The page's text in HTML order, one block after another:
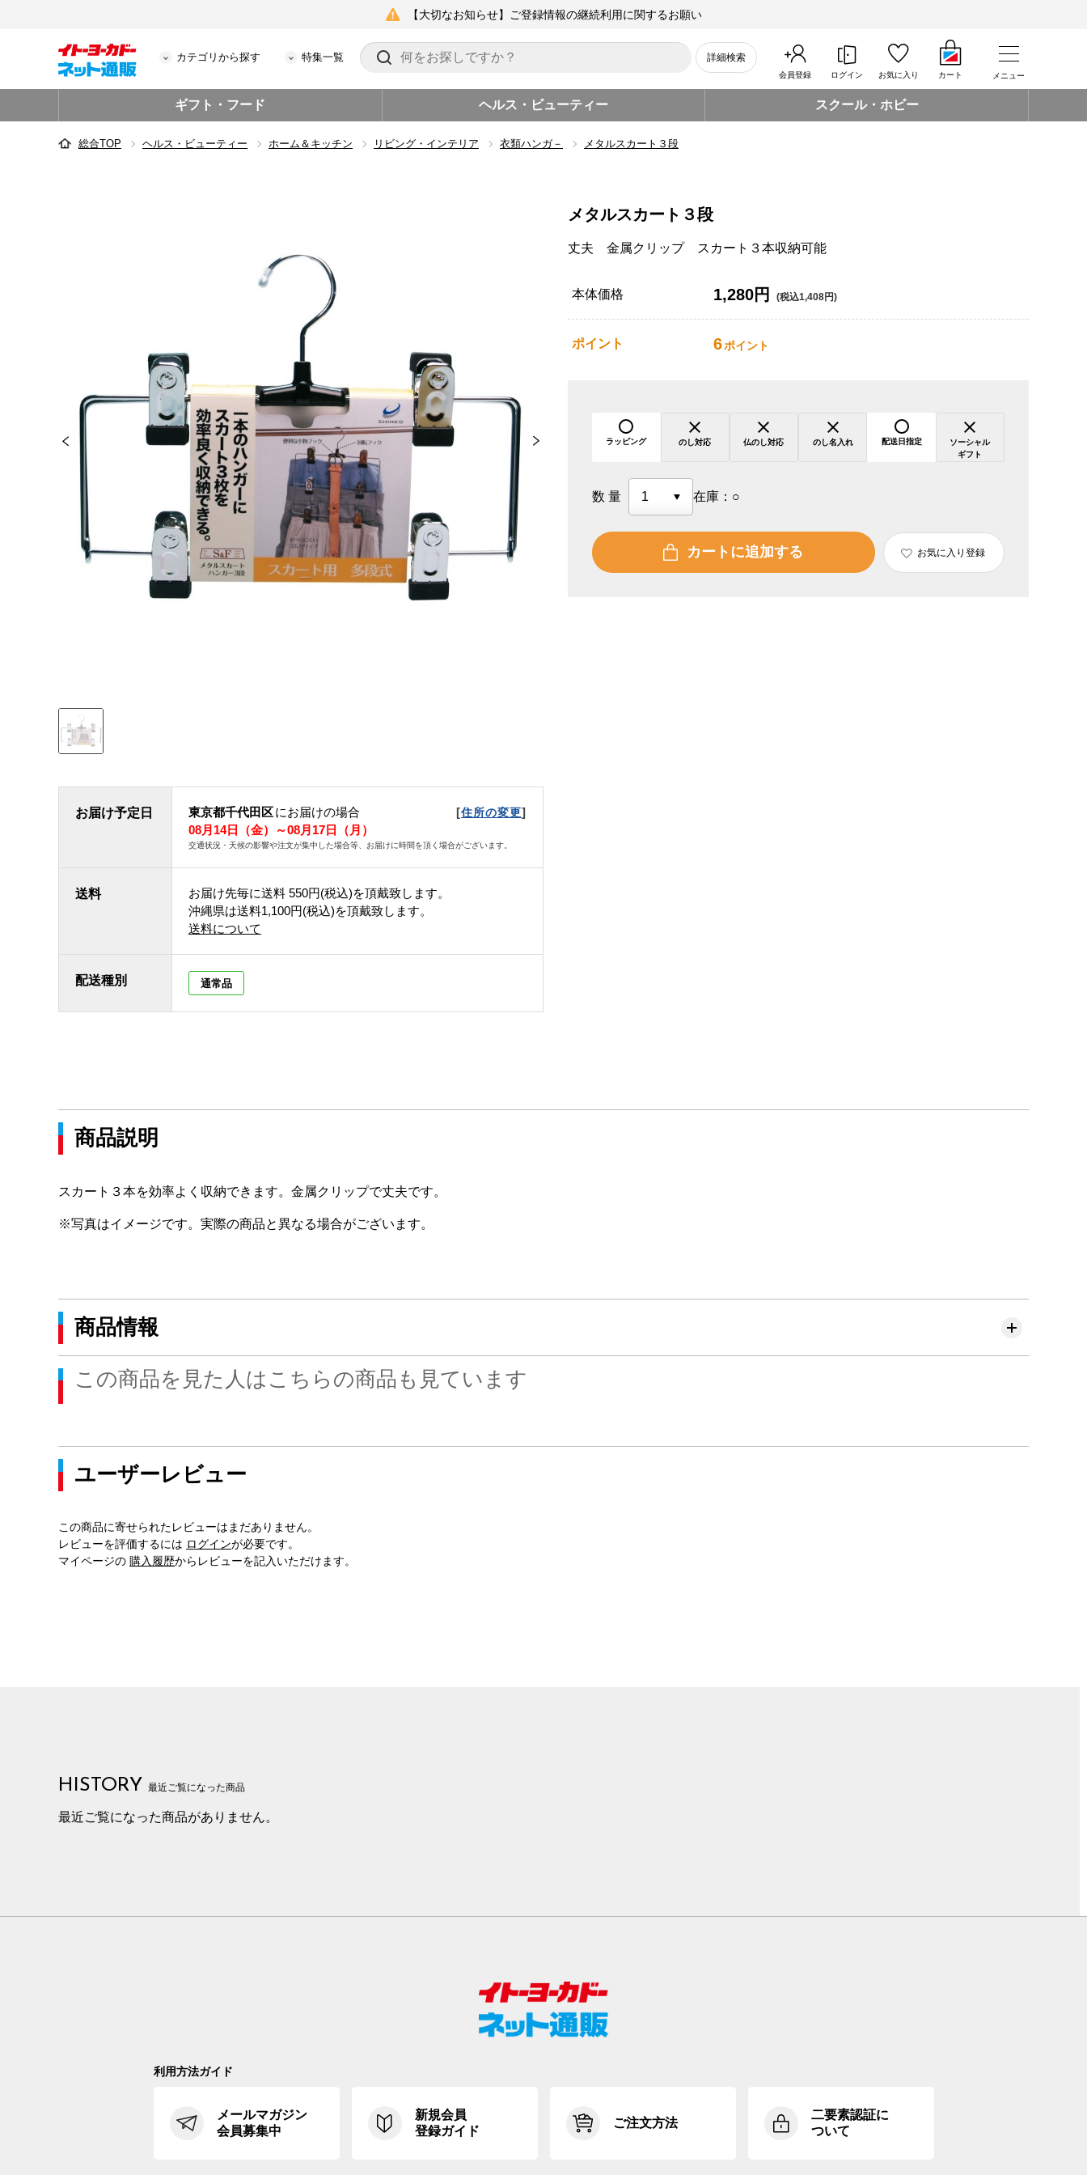
【大切なお知らせ】ご登録情報の継続利用に関するお願い
カテゴリから探す 特集一覧 詳細検索
会員登録 ログイン お気に入り カート メニュー
ギフト・フード ヘルス・ビューティー スクール・ホビー
総合TOP ヘルス・ビューティー ホーム＆キッチン リビング・インテリア 衣類ハンガ－ メタルスカート３段
お届け予定日 東京都千代田区にお届けの場合 [住所の変更]
08月14日（金）～08月17日（月）
交通状況・天候の影響や注文が集中した場合等、お届けに時間を頂く場合がございます。
送料 お届け先毎に送料 550円(税込)を頂戴致します。
沖縄県は送料1,100円(税込)を頂戴致します。
送料について
配送種別 通常品
メタルスカート３段
丈夫 金属クリップ スカート３本収納可能
本体価格 1,280円 (税込1,408円)
ポイント 6ポイント
ラッピング のし対応 仏のし対応 のし名入れ 配送日指定
ソーシャル
ギフト
数量 在庫： ○
カートに追加する お気に入り登録
商品説明
スカート３本を効率よく収納できます。金属クリップで丈夫です。
※写真はイメージです。実際の商品と異なる場合がございます。
商品情報
この商品を見た人はこちらの商品も見ています
ユーザーレビュー
この商品に寄せられたレビューはまだありません。
レビューを評価するには ログインが必要です。
マイページの 購入履歴からレビューを記入いただけます。
HISTORY 最近ご覧になった商品
最近ご覧になった商品がありません。
利用方法ガイド
メールマガジン
会員募集中
新規会員
登録ガイド
ご注文方法
二要素認証に
ついて